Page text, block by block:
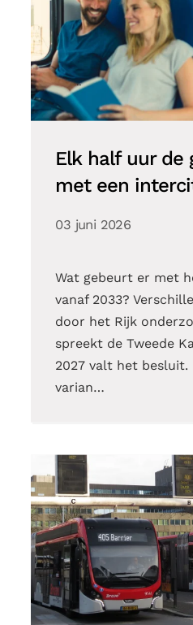
Elk half uur de
met een
03 juni 2026
Wat gebeurt er met
vanaf 2033?
door het Rijk
spreekt de Tweede
2027 valt het
varian…